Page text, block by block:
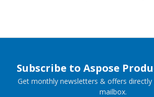
Subscribe to Aspose
Get monthly newsletters & offers
mailbox.